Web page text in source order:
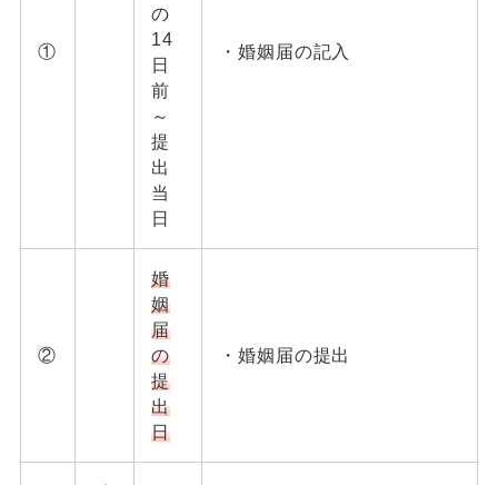
①
の
14
日
前
～
提
出
当
日
・婚姻届の記入
②
婚
姻
届
の
提
出
日
・婚姻届の提出